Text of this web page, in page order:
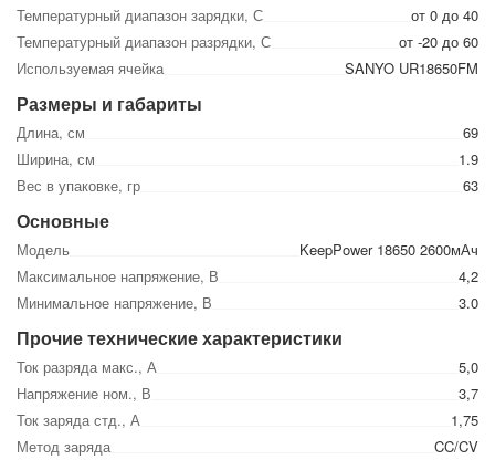
Температурный диапазон зарядки, С
от 0 до 40
Температурный диапазон разрядки, С
от -20 до 60
Используемая ячейка
SANYO UR18650FM
Размеры и габариты
Длина, см
69
Ширина, см
1.9
Вес в упаковке, гр
63
Основные
Модель
KeepPower 18650 2600мАч
Максимальное напряжение, В
4,2
Минимальное напряжение, В
3.0
Прочие технические характеристики
Ток разряда макс., А
5,0
Напряжение ном., В
3,7
Ток заряда стд., А
1,75
Метод заряда
CC/CV